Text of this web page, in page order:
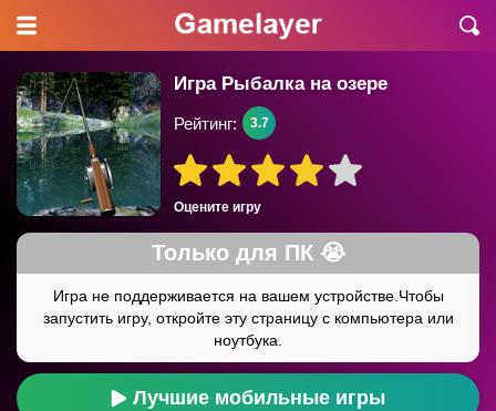
Игра Рыбалка на озере
Оцените игру
Рейтинг: 3.7
Лучшие мобильные игры